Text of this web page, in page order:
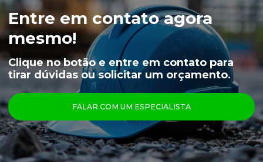
LUVA VAQUETA TÉRMICA
MEIÃO EM LÃ PARA CAMARA FRIA
CAPUZ PARA CAMARA FRIA
LUVAS
ÓCULOS
PRINCIPAIS PRODUTOS
CALÇA FRIGORÍFICA
CREME NUTRIEX GRUPO 3
Entre em contato agora
mesmo!
Clique no botão e entre em contato para
tirar dúvidas ou solicitar um orçamento.
FALAR COM UM ESPECIALISTA